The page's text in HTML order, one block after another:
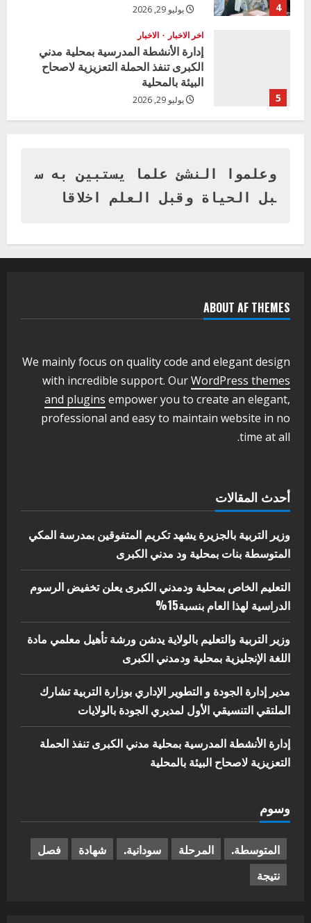
4 يوليو 29, 2026
5
اخر الاخبار الاخبار
إدارة الأنشطة المدرسية بمحلية مدني
الكبرى تنفذ الحملة التعزيزية لاصحاح
البيئة بالمحلية
يوليو 29, 2026
بنات بمحلية ود مدني الكبرى
أغسطس 3, 2026
يعلن تخفيض الرسوم الدراسية لهذا العام
بنسبة15%
3
وزير التربية والتعليم بالولاية يدشن ورشة
أغسطس 3, 2026
اخر الاخبار الاخبار
مدير إدارة الجودة و التطوير الإداري
بوزارة التربية تشارك الملتقي التنسيقي
5
البيئة بالمحلية
يوليو 29, 2026
وعلموا النشئ علما يستبين به س
بل الحياة وقبل العلم اخلاقا
ABOUT AF THEMES
We mainly focus on quality code and elegant design
with incredible support. OurWordPress themes
and plugins empower you to create an elegant,
professional and easy to maintain website in no
time at all.
أحدث المقالات
وزير التربية بالجزيرة يشهد تكريم المتفوقين بمدرسة المكي
المتوسطة بنات بمحلية ود مدني الكبرى
التعليم الخاص بمحلية ودمدني الكبرى يعلن تخفيض الرسوم
الدراسية لهذا العام بنسبة15%
وزير التربية والتعليم بالولاية يدشن ورشة تأهيل معلمي مادة
اللغة الإنجليزية بمحلية ودمدني الكبرى
مدير إدارة الجودة و التطوير الإداري بوزارة التربية تشارك
الملتقي التنسيقي الأول لمديري الجودة بالولايات
إدارة الأنشطة المدرسية بمحلية مدني الكبرى تنفذ الحملة
التعزيزية لاصحاح البيئة بالمحلية
وسوم
المتوسطة. المرحلة سودانية. شهادة
فصل
نتيجة